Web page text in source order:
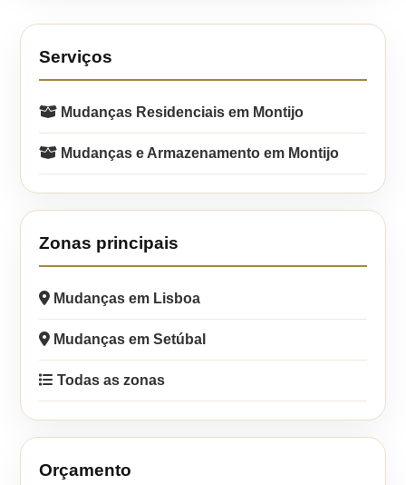
Serviços
Mudanças Residenciais em Montijo
Mudanças e Armazenamento em Montijo
Zonas principais
Mudanças em Lisboa
Mudanças em Setúbal
Todas as zonas
Orçamento